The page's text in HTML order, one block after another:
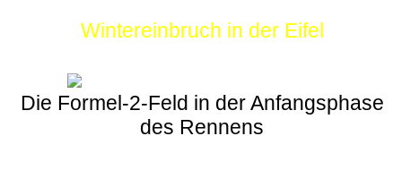
Wintereinbruch in der Eifel
Die Formel-2-Feld in der Anfangsphase
des Rennens